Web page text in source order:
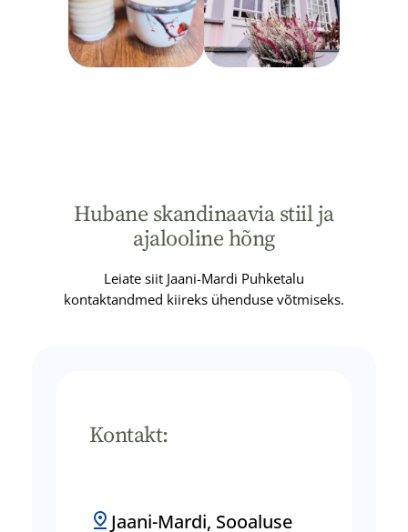
Hubane skandinaavia stiil ja
ajalooline hõng
Leiate siit Jaani-Mardi Puhketalu
kontaktandmed kiireks ühenduse võtmiseks.
Kontakt:
Jaani-Mardi, Sooaluse